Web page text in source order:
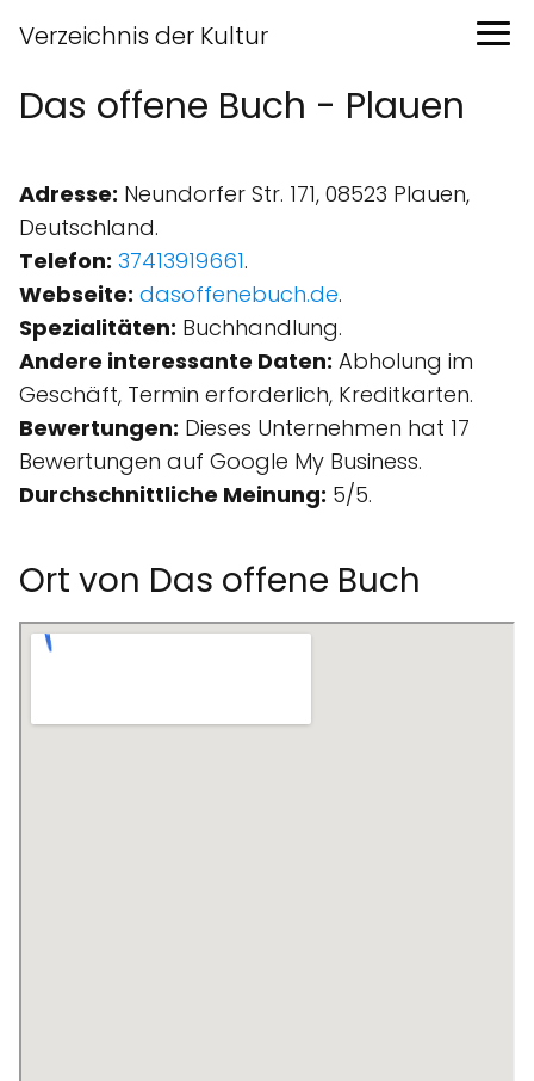
Verzeichnis der Kultur
Das offene Buch - Plauen
Adresse: Neundorfer Str. 171, 08523 Plauen,
Deutschland.
Telefon: 37413919661.
Webseite: dasoffenebuch.de.
Spezialitäten: Buchhandlung.
Andere interessante Daten: Abholung im
Geschäft, Termin erforderlich, Kreditkarten.
Bewertungen: Dieses Unternehmen hat 17
Bewertungen auf Google My Business.
Durchschnittliche Meinung: 5/5.
Ort von Das offene Buch